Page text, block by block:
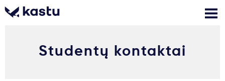
Skambink
Nemokamos
Kontaktai
Studentų kontaktai